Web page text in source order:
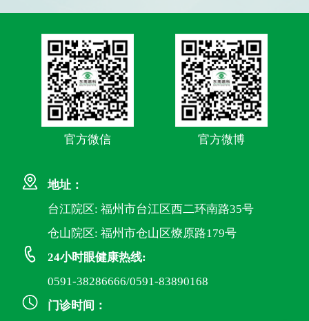
官方微信 官方微博
地址：
台江院区: 福州市台江区西二环南路35号
仓山院区: 福州市仓山区燎原路179号
24小时眼健康热线:
0591-38286666/0591-83890168
门诊时间：